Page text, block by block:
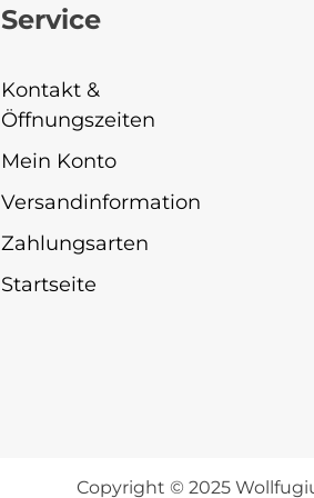
Service
Kontakt &
Öffnungszeiten
Mein Konto
Versandinformation
Zahlungsarten
Startseite
Copyright © 2025